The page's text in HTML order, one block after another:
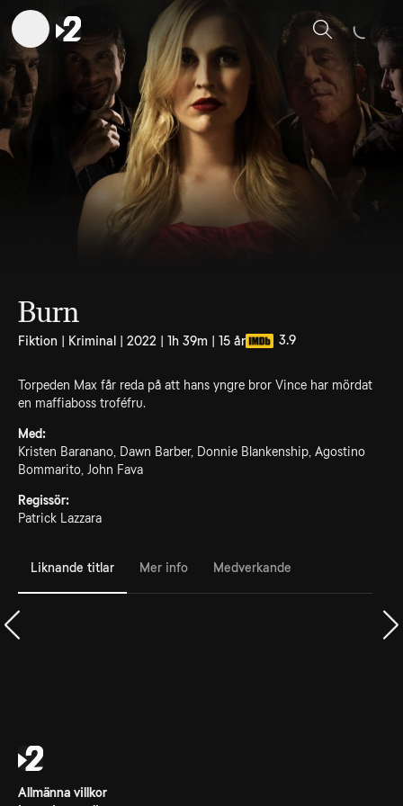
Sök
Burn
Fiktion | Kriminal | 2022 | 1h 39m | 15 år 3.9
Torpeden Max får reda på att hans yngre bror Vince har mördat
en maffiaboss troféfru.
Med:
Kristen Baranano, Dawn Barber, Donnie Blankenship, Agostino
Bommarito, John Fava
Regissör:
Patrick Lazzara
Liknande titlar Mer info Medverkande
Allmänna villkor